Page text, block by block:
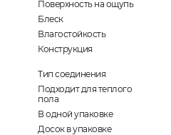
Поверхность на ощупь
Блеск
Влагостойкость
Конструкция
Тип соединения
Подходит для теплого
пола
В одной упаковке
Досок в упаковке